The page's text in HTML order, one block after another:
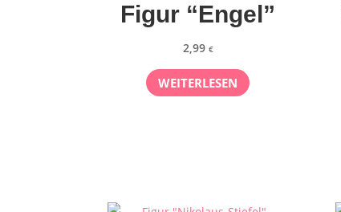
Figur “Engel”
2,99 €
WEITERLESEN